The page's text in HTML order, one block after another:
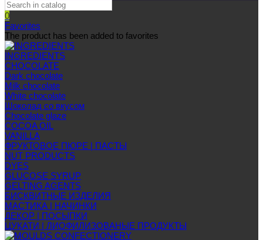
0
Favorites
The product has been added to favorites
INGREDIENTS
CHOCOLATE
Dark chocolate
Milk chocolate
White chocolate
Шоколад со вкусом
Chocolate glaze
COCOA OIL
VANILLA
ФРУКТОВОЕ ПЮРЕ | ПАСТЫ
NUT PRODUCTS
DYES
GLUCOSE SYRUP
GELTING AGENTS
БИСКВИТНЫЕ ИЗДЕЛИЯ
МАСТИКА | НАЧИНКИ
ДЕКОР | ПОСЫПКИ
ЦУКАТИ | ЛИОФИЛИЗОВАНЫЕ ПРОДУКТЫ